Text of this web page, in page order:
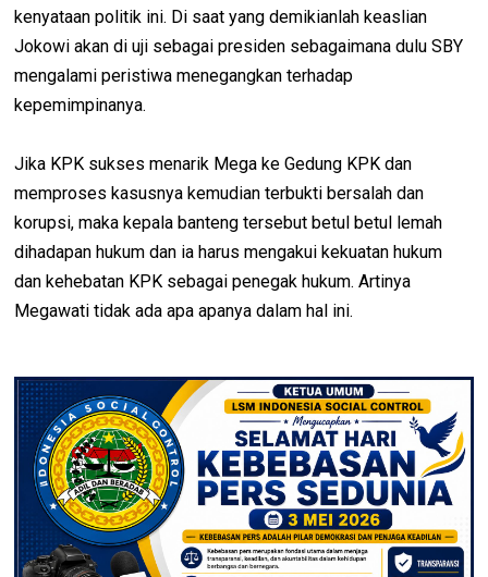
kenyataan politik ini. Di saat yang demikianlah keaslian
Jokowi akan di uji sebagai presiden sebagaimana dulu SBY
mengalami peristiwa menegangkan terhadap
kepemimpinanya.
Jika KPK sukses menarik Mega ke Gedung KPK dan
memproses kasusnya kemudian terbukti bersalah dan
korupsi, maka kepala banteng tersebut betul betul lemah
dihadapan hukum dan ia harus mengakui kekuatan hukum
dan kehebatan KPK sebagai penegak hukum. Artinya
Megawati tidak ada apa apanya dalam hal ini.